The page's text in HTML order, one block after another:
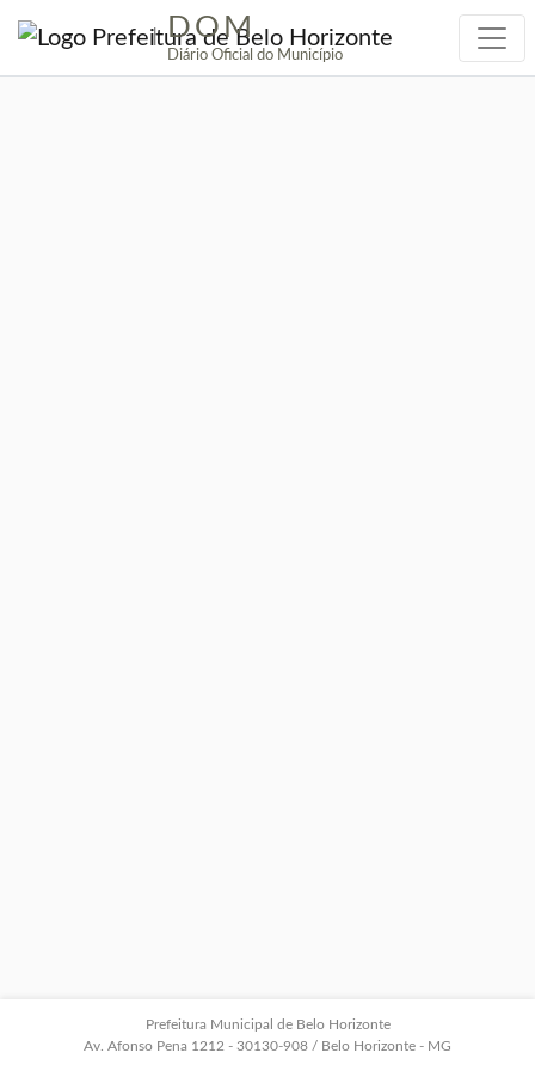
| DOM
Diário Oficial do Município
Prefeitura Municipal de Belo Horizonte
Av. Afonso Pena 1212 - 30130-908 / Belo Horizonte - MG